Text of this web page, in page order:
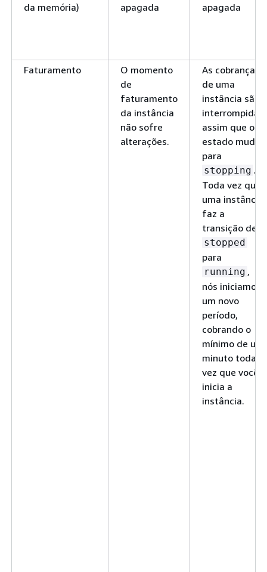
da memória)
apagada
apagada
Faturamento
O momento
de
faturamento
da instância
não sofre
alterações.
As cobranças
de uma
instância são
interrompidas
assim que o
estado mudar
para
stopping .
Toda vez que
uma instância
faz a
transição de
stopped
para
running ,
nós iniciamos
um novo
período,
cobrando o
mínimo de um
minuto toda
vez que você
inicia a
instância.